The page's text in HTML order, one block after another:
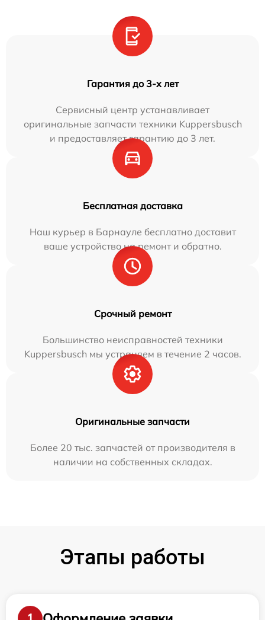
Гарантия до 3-х лет
Сервисный центр устанавливает
оригинальные запчасти техники Kuppersbusch
и предоставляет гарантию до 3 лет.
Бесплатная доставка
Наш курьер в Барнауле бесплатно доставит
ваше устройство на ремонт и обратно.
Срочный ремонт
Большинство неисправностей техники
Kuppersbusch мы устраняем в течение 2 часов.
Оригинальные запчасти
Более 20 тыс. запчастей от производителя в
наличии на собственных складах.
Этапы работы